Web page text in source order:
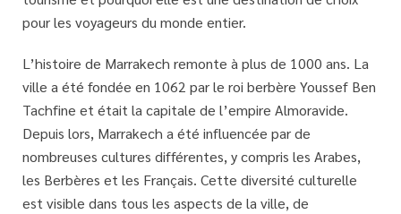
pour les voyageurs du monde entier.
L’histoire de Marrakech remonte à plus de 1000 ans. La
ville a été fondée en 1062 par le roi berbère Youssef Ben
Tachfine et était la capitale de l’empire Almoravide.
Depuis lors, Marrakech a été influencée par de
nombreuses cultures différentes, y compris les Arabes,
les Berbères et les Français. Cette diversité culturelle
est visible dans tous les aspects de la ville, de